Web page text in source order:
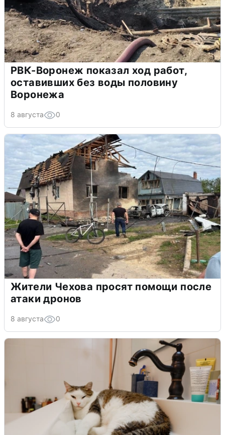
РВК-Воронеж показал ход работ,
оставивших без воды половину
Воронежа
8 августа 0
Жители Чехова просят помощи после
атаки дронов
8 августа 0